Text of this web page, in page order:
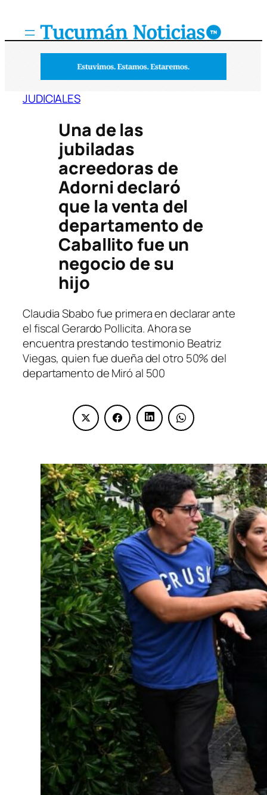
JUDICIALES
Una de las
jubiladas
acreedoras de
Adorni declaró
que la venta del
departamento de
Caballito fue un
negocio de su
hijo
Claudia Sbabo fue primera en declarar ante
el fiscal Gerardo Pollicita. Ahora se
encuentra prestando testimonio Beatriz
Viegas, quien fue dueña del otro 50% del
departamento de Miró al 500